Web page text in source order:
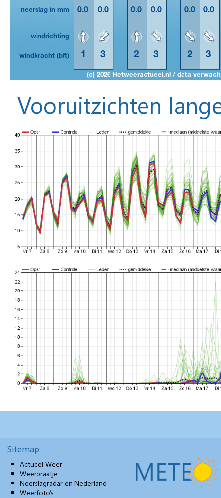
Vooruitzichten
Sitemap
Actueel Weer
Weerpraatje
Neerslagradar en Nederland
Weerfoto’s